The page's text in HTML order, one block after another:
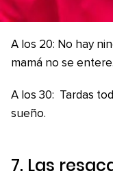
A los 20: No hay
mamá no se entere.
A los 30: Tardas
sueño.
7. Las